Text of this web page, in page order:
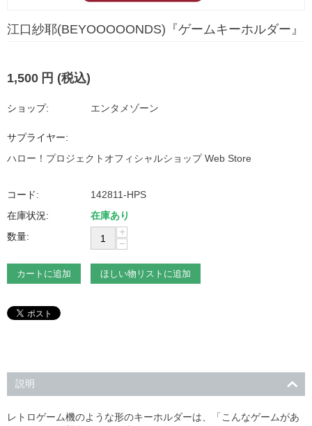
江口紗耶(BEYOOOOONDS)『ゲームキーホルダー』
1,500 円 (税込)
ショップ: エンタメゾーン
サプライヤー:
ハロー！プロジェクトオフィシャルショップ Web Store
コード:
142811-HPS
在庫状況:
在庫あり
数量:
+
−
カートに追加 ほしい物リストに追加
説明
レトロゲーム機のような形のキーホルダーは、「こんなゲームがあ